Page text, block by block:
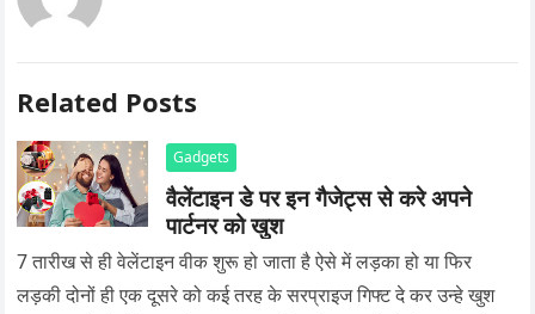
Related Posts
Gadgets
वैलेंटाइन डे पर इन गैजेट्स से करे अपने
पार्टनर को खुश
7 तारीख से ही वेलेंटाइन वीक शुरू हो जाता है ऐसे में लड़का हो या फिर
लड़की दोनों ही एक दूसरे को कई तरह के सरप्राइज गिफ्ट दे कर उन्हे खुश